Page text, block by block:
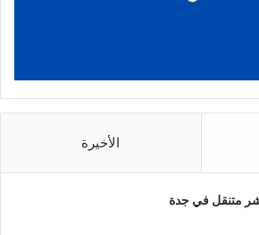
الأخيرة
متنقل في جدة